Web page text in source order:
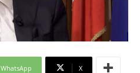
WhatsApp X